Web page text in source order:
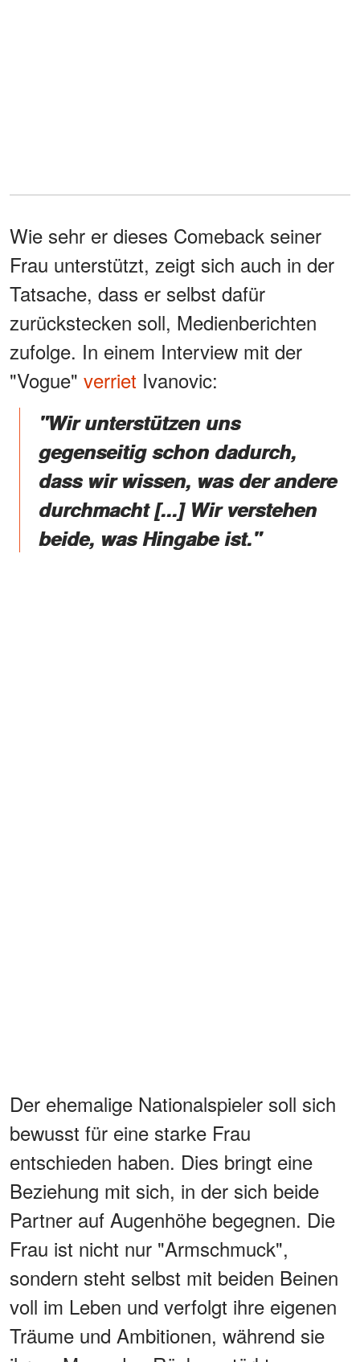
Wie sehr er dieses Comeback seiner
Frau unterstützt, zeigt sich auch in der
Tatsache, dass er selbst dafür
zurückstecken soll, Medienberichten
zufolge. In einem Interview mit der
"Vogue" verriet Ivanovic:
"Wir unterstützen uns
gegenseitig schon dadurch,
dass wir wissen, was der andere
durchmacht [...] Wir verstehen
beide, was Hingabe ist."
Der ehemalige Nationalspieler soll sich
bewusst für eine starke Frau
entschieden haben. Dies bringt eine
Beziehung mit sich, in der sich beide
Partner auf Augenhöhe begegnen. Die
Frau ist nicht nur "Armschmuck",
sondern steht selbst mit beiden Beinen
voll im Leben und verfolgt ihre eigenen
Träume und Ambitionen, während sie